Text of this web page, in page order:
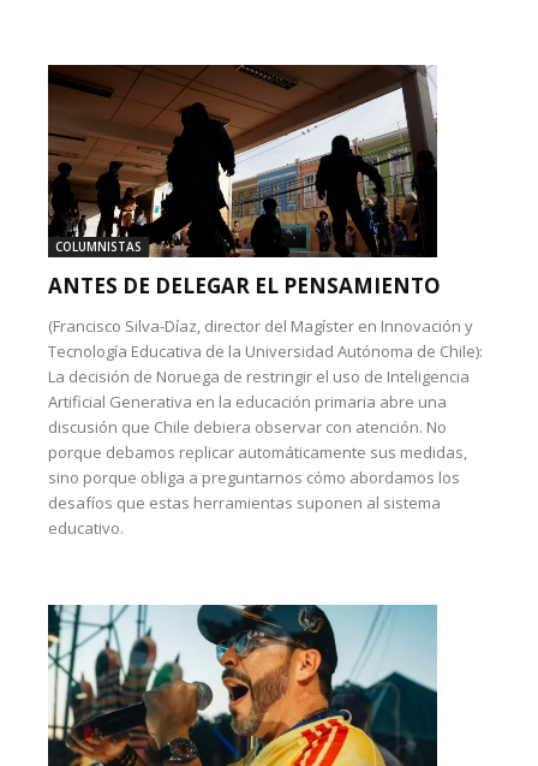
COLUMNISTAS
ANTES DE DELEGAR EL PENSAMIENTO
(Francisco Silva-Díaz, director del Magíster en Innovación y
Tecnología Educativa de la Universidad Autónoma de Chile):
La decisión de Noruega de restringir el uso de Inteligencia
Artificial Generativa en la educación primaria abre una
discusión que Chile debiera observar con atención. No
porque debamos replicar automáticamente sus medidas,
sino porque obliga a preguntarnos cómo abordamos los
desafíos que estas herramientas suponen al sistema
educativo.